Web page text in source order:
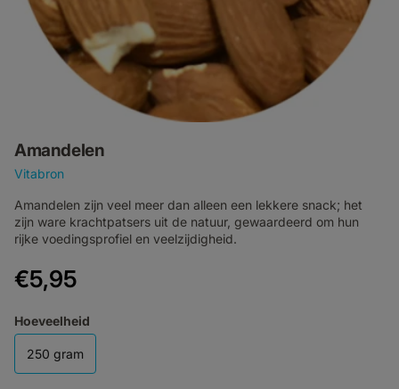
Amandelen
Vitabron
Amandelen zijn veel meer dan alleen een lekkere snack; het
zijn ware krachtpatsers uit de natuur, gewaardeerd om hun
rijke voedingsprofiel en veelzijdigheid.
€5,95
Hoeveelheid
250 gram